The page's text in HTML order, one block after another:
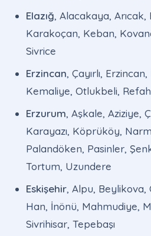
Elazığ, Alacakaya, Arıcak,
Karakoçan, Keban,
Sivrice
Erzincan, Çayırlı,
Kemaliye, Otlukbeli,
Erzurum, Aşkale, Aziziye,
Karayazı, Köprüköy,
Palandöken, Pasinler,
Tortum, Uzundere
Eskişehir, Alpu, Beylikova,
Han, İnönü, Mahmudiye,
Sivrihisar, Tepebaşı